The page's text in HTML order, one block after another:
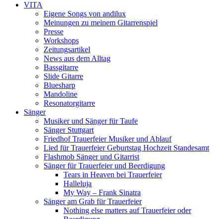
VITA
Eigene Songs von andilux
Meinungen zu meinem Gitarrenspiel
Presse
Workshops
Zeitungsartikel
News aus dem Alltag
Bassgitarre
Slide Gitarre
Bluesharp
Mandoline
Resonatorgitarre
Sänger
Musiker und Sänger für Taufe
Sänger Stuttgart
Friedhof Trauerfeier Musiker und Ablauf
Lied für Trauerfeier Geburtstag Hochzeit Standesamt
Flashmob Sänger und Gitarrist
Sänger für Trauerfeier und Beerdigung
Tears in Heaven bei Trauerfeier
Halleluja
My Way – Frank Sinatra
Sänger am Grab für Trauerfeier
Nothing else matters auf Trauerfeier oder